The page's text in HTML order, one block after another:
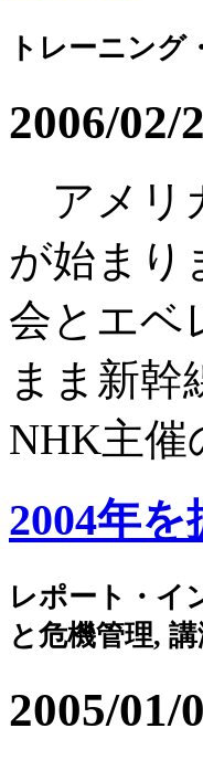
トレーニング
2006/02/
アメリ
が始まり
会とエベ
まま新幹
NHK主催
2004年
レポート・イ
と危機管理,
2005/01/